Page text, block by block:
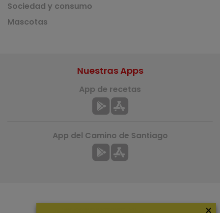
Sociedad y consumo
Mascotas
Nuestras Apps
App de recetas
App del Camino de Santiago